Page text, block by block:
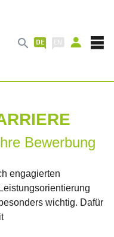

Bewerbung
engagierten
wichtig. Dafür